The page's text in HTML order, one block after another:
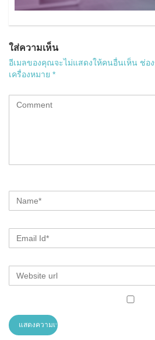
ใส่ความเห็น
อีเมลของคุณจะไม่แสดงให้คนอื่นเห็น ช่อ
เครื่องหมาย *